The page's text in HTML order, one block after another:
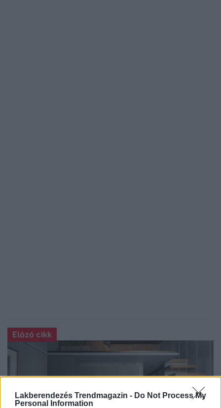
Lakberendezés Trendmagazin - Do Not Process My
Personal Information
Előző cikk